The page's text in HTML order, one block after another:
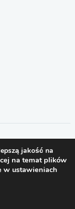
Białostockiej
jakość na
na temat plików
w ustawieniach